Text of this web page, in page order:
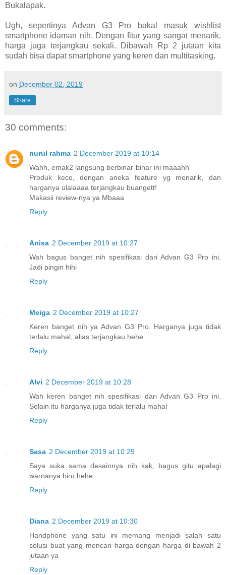
Bukalapak.
Ugh, sepertinya Advan G3 Pro bakal masuk wishlist
smartphone idaman nih. Dengan fitur yang sangat menarik,
harga juga terjangkau sekali. Dibawah Rp 2 jutaan kita
sudah bisa dapat smartphone yang keren dan multitasking.
on December 02, 2019
Share
30 comments:
nurul rahma 2 December 2019 at 10:14
Wahh, emak2 langsung berbinar-binar ini maaahh
Produk kece, dengan aneka feature yg menarik, dan
harganya ulalaaaa terjangkau buangett!
Makasii review-nya ya Mbaaa
Reply
Anisa 2 December 2019 at 10:27
Wah bagus banget nih spesifikasi dari Advan G3 Pro ini.
Jadi pingin hihi
Reply
Meiga 2 December 2019 at 10:27
Keren banget nih ya Advan G3 Pro. Harganya juga tidak
terlalu mahal, alias terjangkau hehe
Reply
Alvi 2 December 2019 at 10:28
Wah keren banget nih spesifikasi dari Advan G3 Pro ini.
Selain itu harganya juga tidak terlalu mahal
Reply
Sasa 2 December 2019 at 10:29
Saya suka sama desainnya nih kak, bagus gitu apalagi
warnanya biru hehe
Reply
Diana 2 December 2019 at 10:30
Handphone yang satu ini memang menjadi salah satu
solusi buat yang mencari harga dengan harga di bawah 2
jutaan ya
Reply